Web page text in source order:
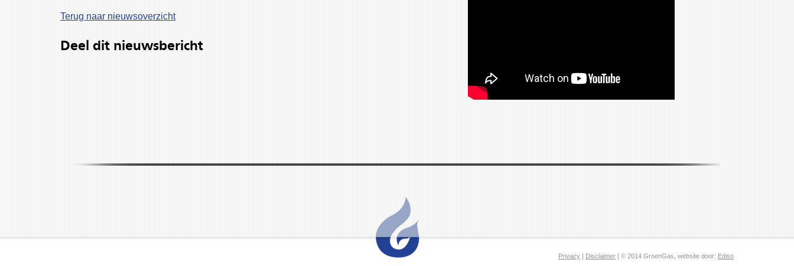
Terug naar nieuwsoverzicht
Deel dit nieuwsbericht
Privacy | Disclaimer | © 2014 GroenGas, website door: Ediso